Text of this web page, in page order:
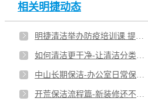
中山明捷清洁评价保洁服
中山保洁服务选哪家保洁
相关明捷动态
明捷清洁举办防疫培训课 提高员工健康安全意识
如何清洁更干净-让清洁分类更明了
中山长期保洁-办公室日常保洁清洗托管
开荒保洁流程篇-新装修还不知道怎么保洁吗